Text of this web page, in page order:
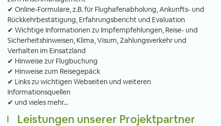
✔ Online-Formulare, z.B. für Flughafenabholung, Ankunfts- und
Rückkehrbestätigung, Erfahrungsbericht und Evaluation
✔ Wichtige Informationen zu Impfempfehlungen, Reise- und
Sicherheitshinweisen, Klima, Visum, Zahlungsverkehr und
Verhalten im Einsatzland
✔ Hinweise zur Flugbuchung
✔ Hinweise zum Reisegepäck
✔ Links zu wichtigen Webseiten und weiteren
Informationsquellen
✔ und vieles mehr...
Leistungen unserer Projektpartner